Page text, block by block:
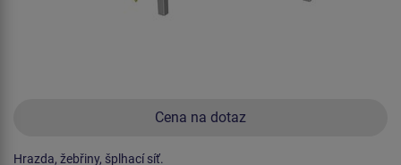
Cena na dotaz
Hrazda, žebřiny, šplhací síť.